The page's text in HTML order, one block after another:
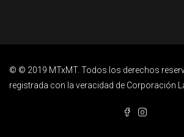
© © 2019 MTxMT. Todos los derechos
registrada con la veracidad de Corporación